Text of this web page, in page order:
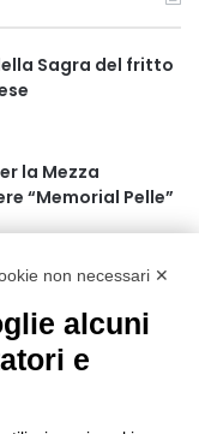
Sagra del fritto
la Mezza
“Memorial Pelle”
Pre-
non necessari ✕
alcuni
e